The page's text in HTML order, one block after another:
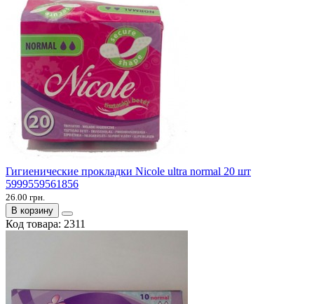
Гигиенические прокладки Nicole ultra normal 20 шт
5999559561856
26.00 грн.
В корзину
Код товара: 2311